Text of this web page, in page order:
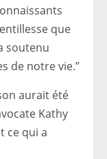
que
soutenu
de notre vie.”
aurait été
Kathy
ce qui a